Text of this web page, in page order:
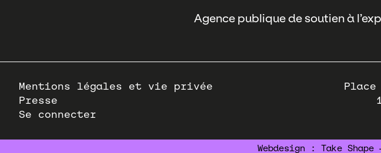
Agence publique de soutien à
Pied
de
page
Mentions légales et vie privée
Presse
Se connecter
Webdesign : Take Shape